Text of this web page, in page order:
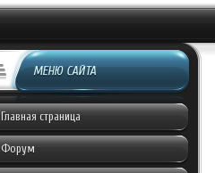
МЕНЮ САЙТА
Главная страница
Форум